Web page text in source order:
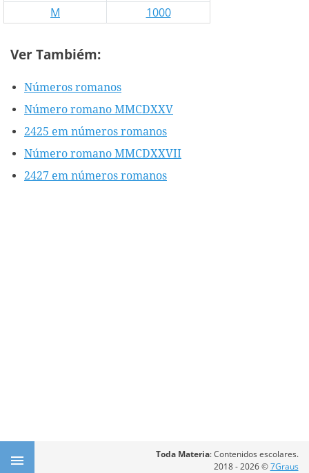
M
1000
Ver Tambiém:
Números romanos
Número romano MMCDXXV
2425 em números romanos
Número romano MMCDXXVII
2427 em números romanos
Toda Materia: Contenidos escolares.
2018 - 2026 ©7Graus